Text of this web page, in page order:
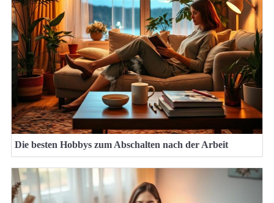
Die besten Hobbys zum Abschalten nach der Arbeit